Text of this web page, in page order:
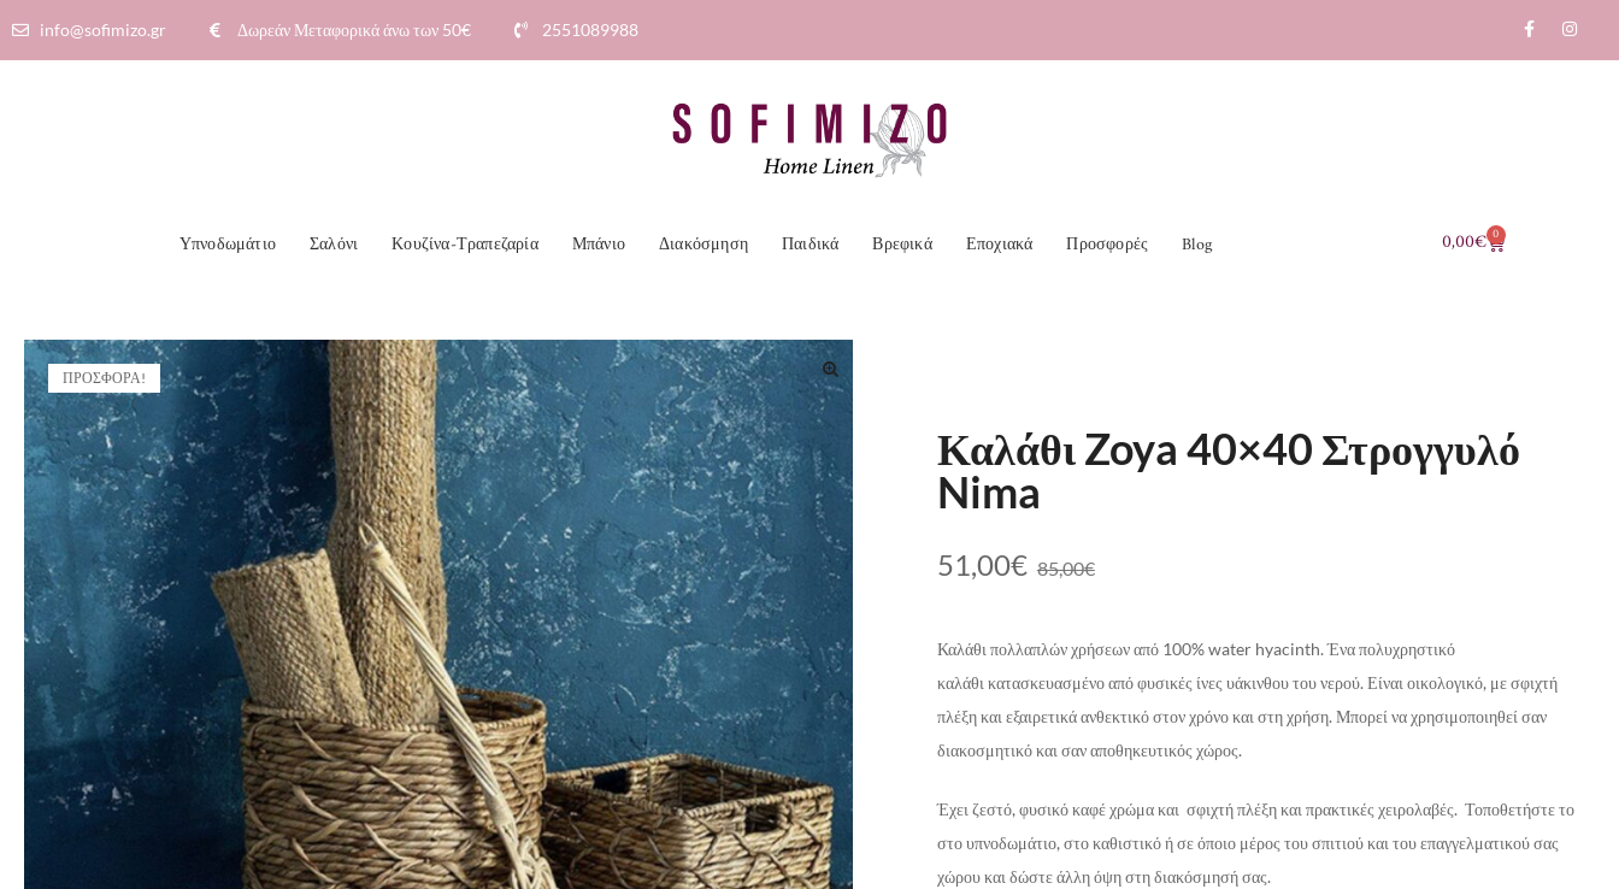
info@sofimizo.gr Δωρεάν Μεταφορικά άνω των 50€​ 2551089988
Υπνοδωμάτιο Σαλόνι Κουζίνα-Τραπεζαρία Μπάνιο Διακόσμηση Παιδικά Βρεφικά Εποχιακά Προσφορές Blog 0,00€ 0
ΠΡΟΣΦΟΡΆ!
🔍
Καλάθι Zoya 40×40 Στρογγυλό
Nima
85,00€
51,00€
Καλάθι πολλαπλών χρήσεων από 100% water hyacinth. Ένα πολυχρηστικό
καλάθι κατασκευασμένο από φυσικές ίνες υάκινθου του νερού. Είναι οικολογικό, με σφιχτή
πλέξη και εξαιρετικά ανθεκτικό στον χρόνο και στη χρήση. Μπορεί να χρησιμοποιηθεί σαν
διακοσμητικό και σαν αποθηκευτικός χώρος.
Έχει ζεστό, φυσικό καφέ χρώμα και σφιχτή πλέξη και πρακτικές χειρολαβές. Τοποθετήστε το
στο υπνοδωμάτιο, στο καθιστικό ή σε όποιο μέρος του σπιτιού και του επαγγελματικού σας
χώρου και δώστε άλλη όψη στη διακόσμησή σας.